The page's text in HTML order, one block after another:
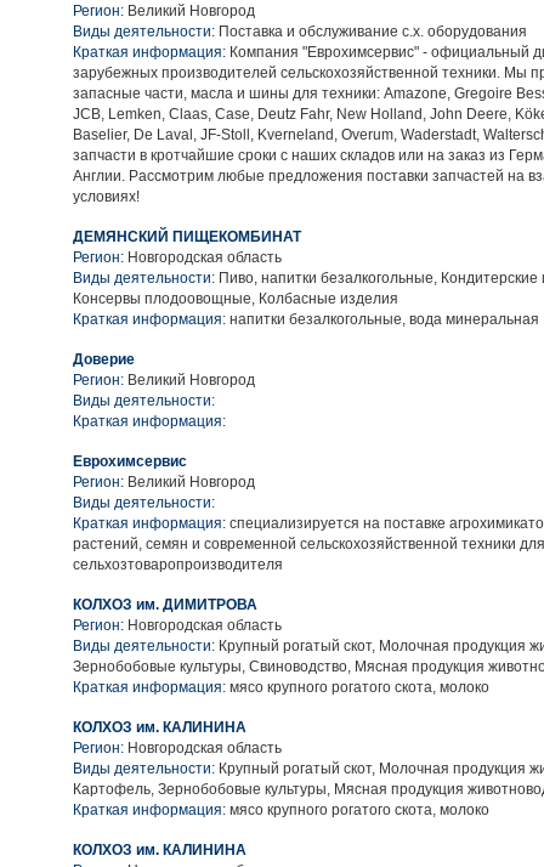
Регион: Великий Новгород
Виды деятельности: Поставка и обслуживание с.х. оборудования
Краткая информация: Компания "Еврохимсервис" - официальный
зарубежных производителей сельскохозяйственной техники. Мы
запасные части, масла и шины для техники: Amazone, Gregoire
JCB, Lemken, Claas, Case, Deutz Fahr, New Holland, John Deere,
Baselier, De Laval, JF-Stoll, Kverneland, Overum, Waderstadt,
запчасти в кротчайшие сроки с наших складов или на заказ из
Англии. Рассмотрим любые предложения поставки запчастей на
условиях!
ДЕМЯНСКИЙ ПИЩЕКОМБИНАТ
Регион: Новгородская область
Виды деятельности: Пиво, напитки безалкогольные,
Консервы плодоовощные, Колбасные изделия
Краткая информация: напитки безалкогольные, вода минеральная
Доверие
Регион: Великий Новгород
Виды деятельности:
Краткая информация:
Еврохимсервис
Регион: Великий Новгород
Виды деятельности:
Краткая информация: cпециализируется на поставке
растений, семян и современной сельскохозяйственной техники
сельхозтоваропроизводителя
КОЛХОЗ им. ДИМИТРОВА
Регион: Новгородская область
Виды деятельности: Крупный рогатый скот, Молочная продукция
Зернобобовые культуры, Свиноводство, Мясная продукция
Краткая информация: мясо крупного рогатого скота, молоко
КОЛХОЗ им. КАЛИНИНА
Регион: Новгородская область
Виды деятельности: Крупный рогатый скот, Молочная продукция
Картофель, Зернобобовые культуры, Мясная продукция
Краткая информация: мясо крупного рогатого скота, молоко
КОЛХОЗ им. КАЛИНИНА